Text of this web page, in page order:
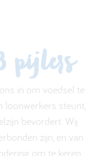
pijlers
in om voedsel te
loonwerkers steunt,
bevordert. Wij
zijn, en van
om te keren,